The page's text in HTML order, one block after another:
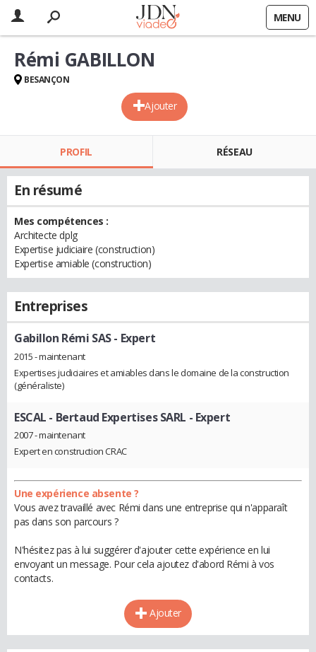
MENU
Ajouter
Rémi GABILLON
BESANÇON
PROFIL RÉSEAU
En résumé
Mes compétences :
Architecte dplg
Expertise judiciaire (construction)
Expertise amiable (construction)
Entreprises
Gabillon Rémi SAS- Expert
2015 - maintenant
Expertises judiciaires et amiables dans le domaine de la construction
(généraliste)
ESCAL - Bertaud Expertises SARL - Expert
2007 - maintenant
Expert en construction CRAC
Une expérience absente ?
Vous avez travaillé avec Rémi dans une entreprise qui n'apparaît
pas dans son parcours ?
N'hésitez pas à lui suggérer d'ajouter cette expérience en lui
envoyant un message. Pour cela ajoutez d'abord Rémi à vos
contacts.
Ajouter